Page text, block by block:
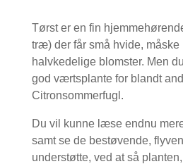
Tørst er en fin
træ) der får små hvide, måske
halvkedelige blomster. Men
god værtsplante for blandt
Citronsommerfugl.
Du vil kunne læse endnu
samt se de bestøvende,
understøtte, ved at så